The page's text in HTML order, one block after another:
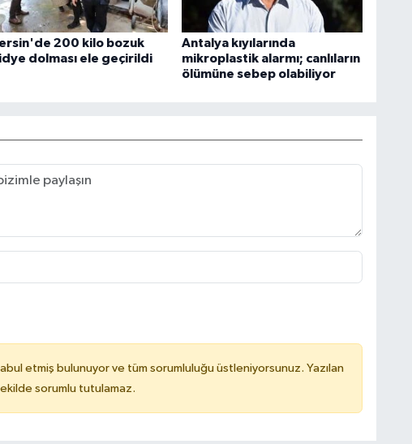
200 kilo bozuk
dolması ele geçirildi
Antalya kıyılarında
mikroplastik alarmı; canlıların
ölümüne sebep olabiliyor
etmiş bulunuyor ve tüm sorumluluğu üstleniyorsunuz. Yazılan
sorumlu tutulamaz.